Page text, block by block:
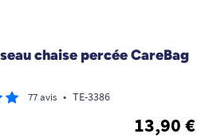
chaise percée CareBag
77 avis • TE-3386
13,90 €